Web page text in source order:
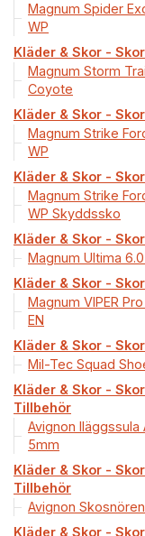
Magnum Spider
WP
Kläder & Skor -
Magnum Storm
Coyote
Kläder & Skor -
Magnum Strike
WP
Kläder & Skor -
Magnum Strike
WP Skyddssko
Kläder & Skor -
Magnum Ultima
Kläder & Skor -
Magnum VIPER
EN
Kläder & Skor -
Mil-Tec Squad
Kläder & Skor -
Tillbehör
Avignon Iläggssula
5mm
Kläder & Skor -
Tillbehör
Avignon
Kläder & Skor -